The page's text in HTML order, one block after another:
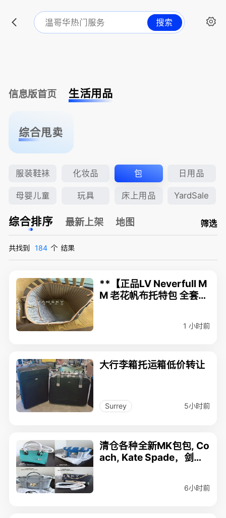
搜索
信息版首页 生活用品
综合甩卖
服装鞋袜 化妆品 包 日用品
母婴儿童 玩具 床上用品 YardSale
综合排序 最新上架 地图 筛选
共找到 184 个 结果
**【正品LV Neverfull M
M 老花帆布托特包 全套配
1 小时前
大行李箱托运箱低价转让
Surrey 5小时前
清仓各种全新MK包包, Co
ach, Kate Spade，剑桥
6小时前